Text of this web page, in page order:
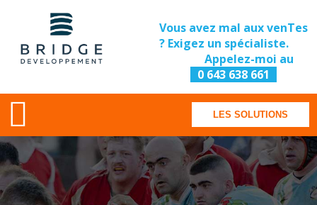
Vous avez mal aux venTes
? Exigez un spécialiste.
Appelez-moi au
0 643 638 661
LES SOLUTIONS